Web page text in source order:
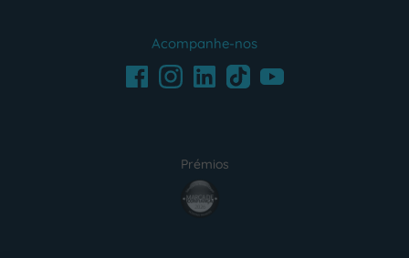
Acompanhe-nos
FacebookInstagramLinkedInTikTokYoutube
Prémios
award4